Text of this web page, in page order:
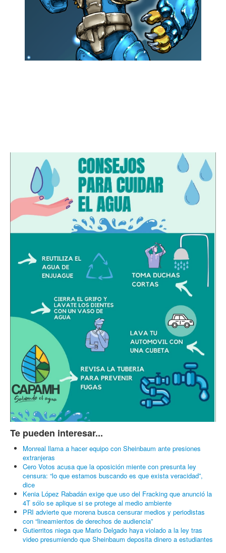
Te pueden interesar...
Monreal llama a hacer equipo con Sheinbaum ante presiones
extranjeras
Cero Votos acusa que la oposición miente con presunta ley
censura: “lo que estamos buscando es que exista veracidad”,
dice
Kenia López Rabadán exige que uso del Fracking que anunció la
4T sólo se aplique si se protege al medio ambiente
PRI advierte que morena busca censurar medios y periodistas
con “lineamientos de derechos de audiencia”
Gutierritos niega que Mario Delgado haya violado a la ley tras
video presumiendo que Sheinbaum deposita dinero a estudiantes